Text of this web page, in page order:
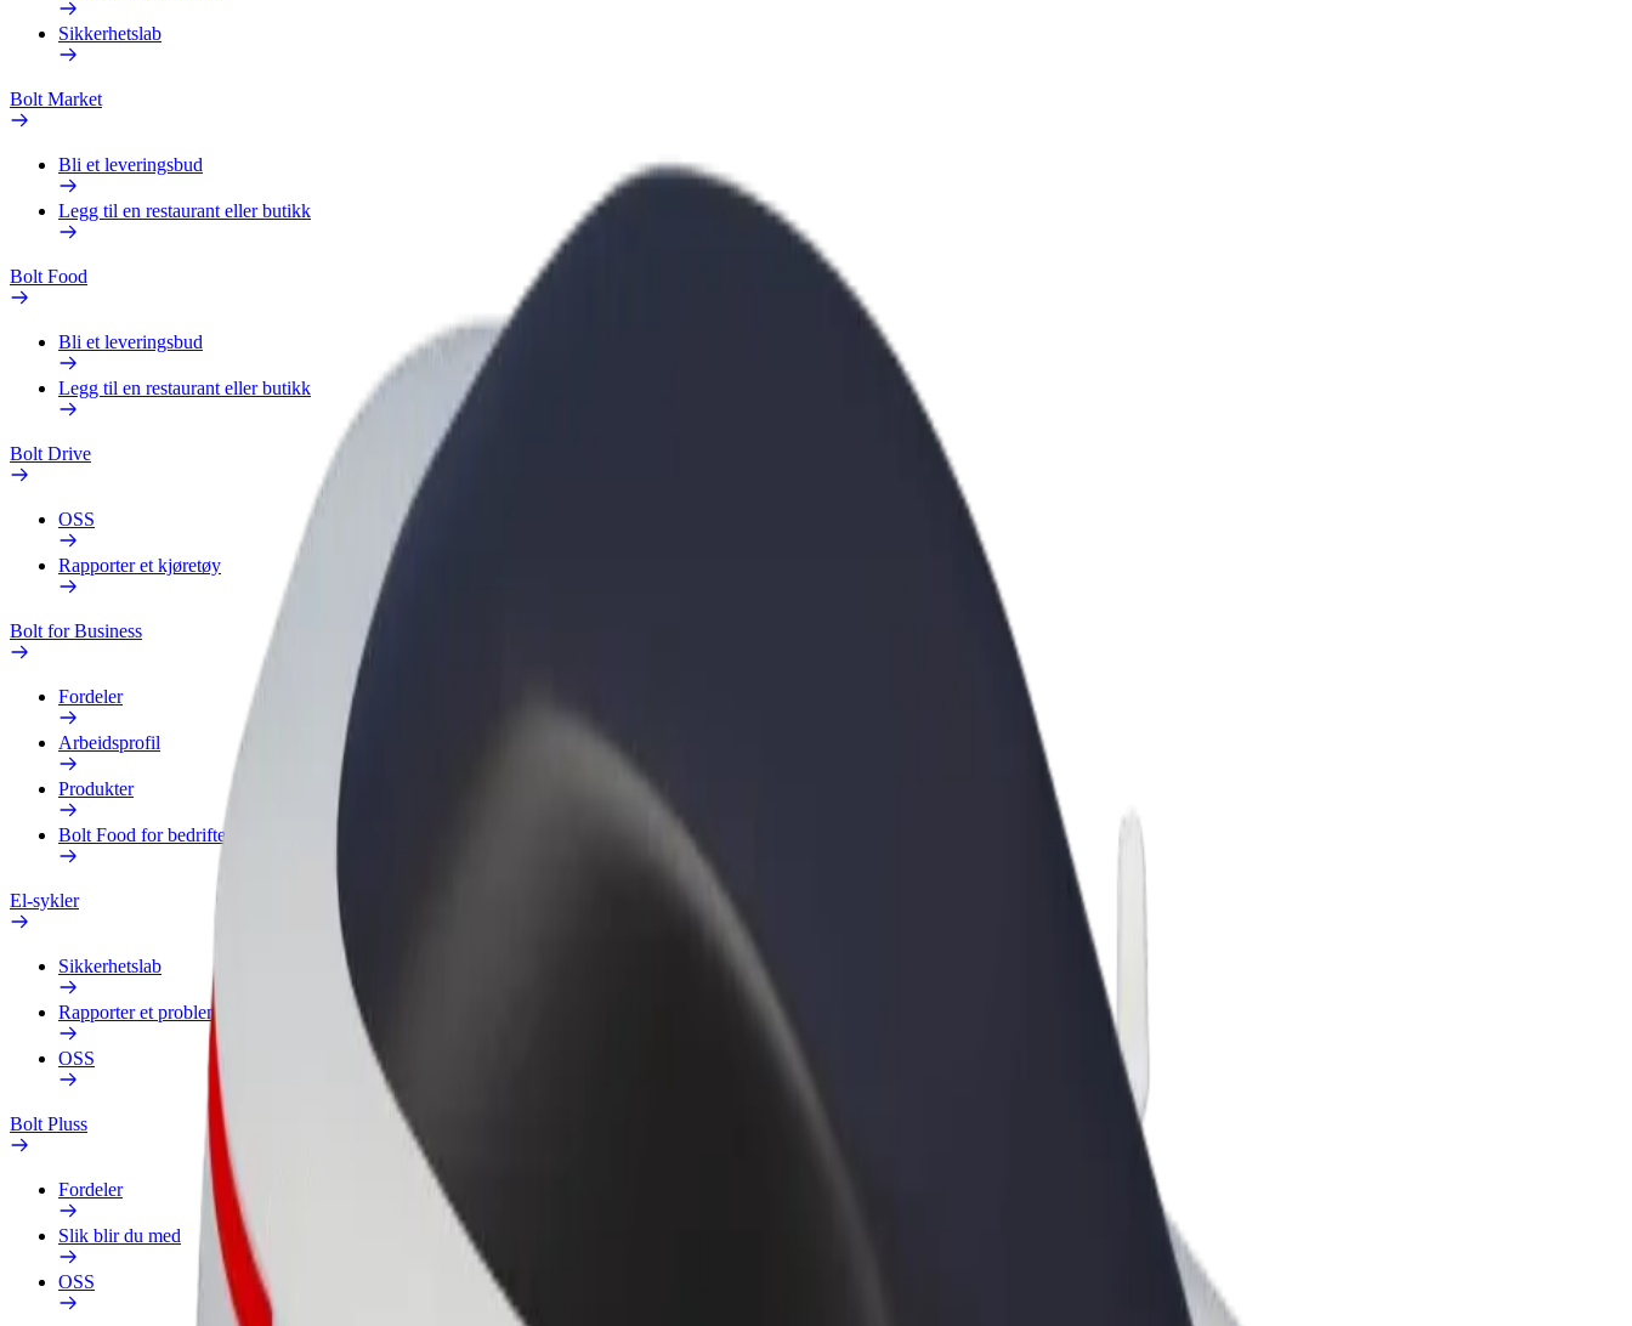
Sikkerhetslab
Bolt Market
Bli et leveringsbud
Legg til en restaurant eller butikk
Bolt Food
Bli et leveringsbud
Legg til en restaurant eller butikk
Bolt Drive
OSS
Rapporter et kjøretøy
Bolt for Business
Fordeler
Arbeidsprofil
Produkter
Bolt Food for bedrifter
El-sykler
Sikkerhetslab
Rapporter et problem
OSS
Bolt Pluss
Fordeler
Slik blir du med
OSS